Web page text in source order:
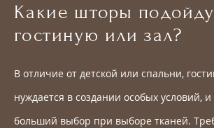
Какие шторы
гостиную или зал?
В отличие от детской или спальни,
нуждается в создании особых условий,
больший выбор при выборе тканей.